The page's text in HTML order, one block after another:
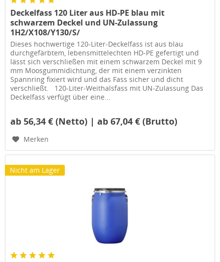
Deckelfass 120 Liter aus HD-PE blau mit
schwarzem Deckel und UN-Zulassung
1H2/X108/Y130/S/
Dieses hochwertige 120-Liter-Deckelfass ist aus blau
durchgefärbtem, lebensmittelechten HD-PE gefertigt und
lässt sich verschließen mit einem schwarzem Deckel mit 9
mm Moosgummidichtung, der mit einem verzinkten
Spannring fixiert wird und das Fass sicher und dicht
verschließt. 120-Liter-Weithalsfass mit UN-Zulassung Das
Deckelfass verfügt über eine...
ab 56,34 € (Netto) | ab 67,04 € (Brutto)
Merken
Nicht am Lager